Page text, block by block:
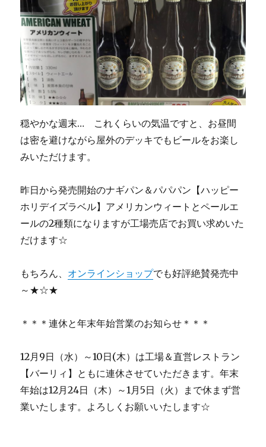
へ
の
穏やかな週末… これくらいの気温ですと、お昼間
は密を避けながら屋外のデッキでもビールをお楽し
みいただけます。
昨日から発売開始のナギパン＆パパパン【ハッピー
ホリデイズラベル】アメリカンウィートとペールエ
ールの2種類になりますが工場売店でお買い求めいた
だけます☆
もちろん、 オンラインショップでも好評絶賛発売中
～★☆★
＊＊＊連休と年末年始営業のお知らせ＊＊＊
12月9日（水）～10日(木）は工場＆直営レストラン
【バーリィ】ともに連休させていただきます。年末
年始は12月24日（木）～1月5日（火）まで休まず営
業いたします。よろしくお願いいたします☆